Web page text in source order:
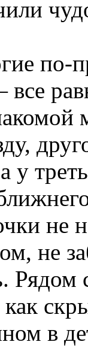
по-
у
не
не
Рядом
в